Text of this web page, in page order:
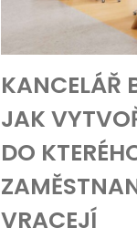
KANCELÁŘ
JAK
DO
VRACEJÍ